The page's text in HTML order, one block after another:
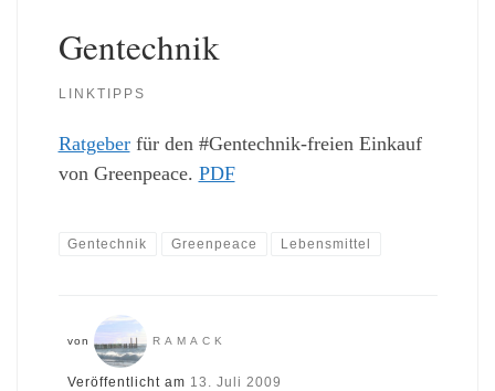
Gentechnik
LINKTIPPS
Ratgeberfür den #Gentechnik-freien Einkauf
von Greenpeace. PDF
Gentechnik Greenpeace Lebensmittel
von RAMACK
Veröffentlicht am 13. Juli 2009